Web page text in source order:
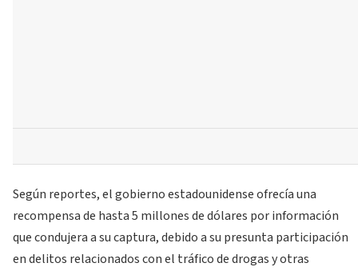
Según reportes, el gobierno estadounidense ofrecía una
recompensa de hasta 5 millones de dólares por información
que condujera a su captura, debido a su presunta participación
en delitos relacionados con el tráfico de drogas y otras